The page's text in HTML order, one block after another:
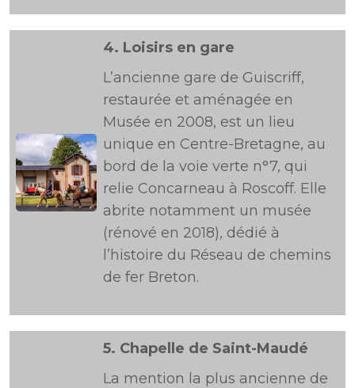
4. Loisirs en gare
L’ancienne gare de Guiscriff,
restaurée et aménagée en
Musée en 2008, est un lieu
unique en Centre-Bretagne, au
bord de la voie verte n°7, qui
relie Concarneau à Roscoff. Elle
abrite notamment un musée
(rénové en 2018), dédié à
l’histoire du Réseau de chemins
de fer Breton.
5. Chapelle de Saint-Maudé
La mention la plus ancienne de